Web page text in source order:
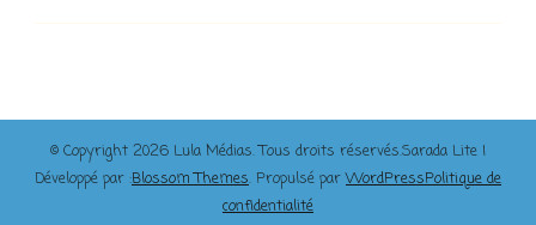
© Copyright 2026 Lula Médias. Tous droits réservés.Sarada Lite |
Développé par :Blossom Themes. Propulsé parWordPressPolitique de
confidentialité